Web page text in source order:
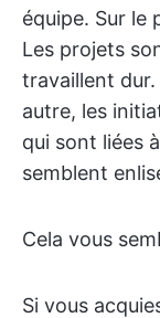
équipe. Sur le
Les projets
travaillent
autre, les
qui sont liées
semblent
Cela vous
Si vous